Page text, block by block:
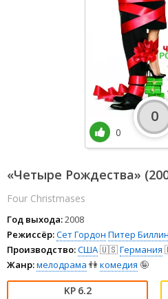
«Четыре Рождества»
Four Christmases
Год выхода:2008
Режиссёр:Сет Гордон Питер
Производство:США🇺🇸Германия
Жанр:мелодрама 👫комедия 🤪
6.2
0
0